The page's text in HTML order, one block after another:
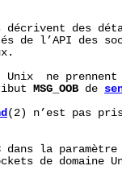
décrivent des
de l’API des
Unix  ne
MSG_OOB de
(2) n’est pas
dans la
de domaine